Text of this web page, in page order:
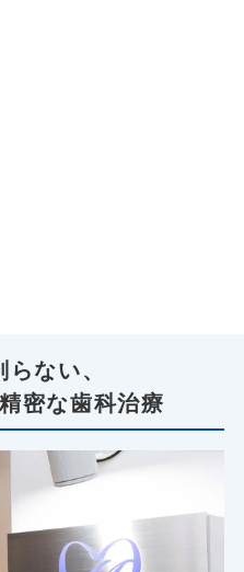
ない、
密な歯科治療